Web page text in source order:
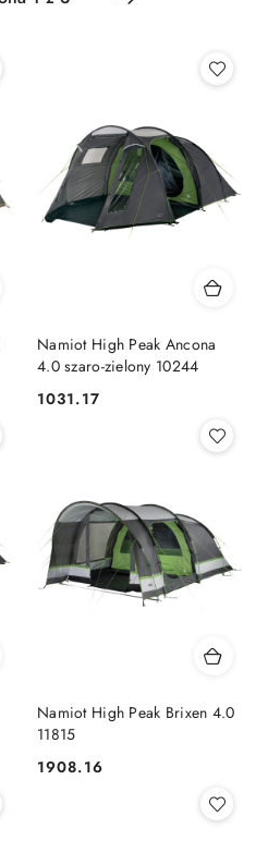
Namiot High Peak Ancona
4.0 szaro-zielony 10244
Cena:
1031.17
Namiot High Peak Brixen 4.0
11815
Cena:
1908.16